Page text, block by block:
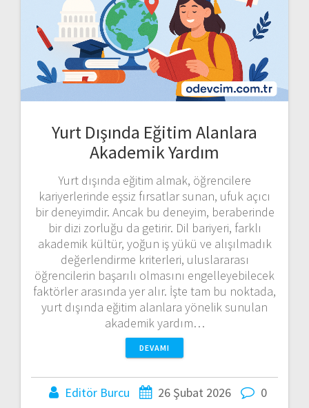
Yurt Dışında Eğitim Alanlara
Akademik Yardım
Yurt dışında eğitim almak, öğrencilere
kariyerlerinde eşsiz fırsatlar sunan, ufuk açıcı
bir deneyimdir. Ancak bu deneyim, beraberinde
bir dizi zorluğu da getirir. Dil bariyeri, farklı
akademik kültür, yoğun iş yükü ve alışılmadık
değerlendirme kriterleri, uluslararası
öğrencilerin başarılı olmasını engelleyebilecek
faktörler arasında yer alır. İşte tam bu noktada,
yurt dışında eğitim alanlara yönelik sunulan
akademik yardım…
DEVAMI
Editör Burcu 26 Şubat 2026 0